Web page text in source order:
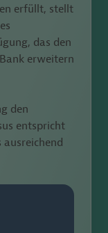
erfüllt, stellt
das den
erweitern
den
entspricht